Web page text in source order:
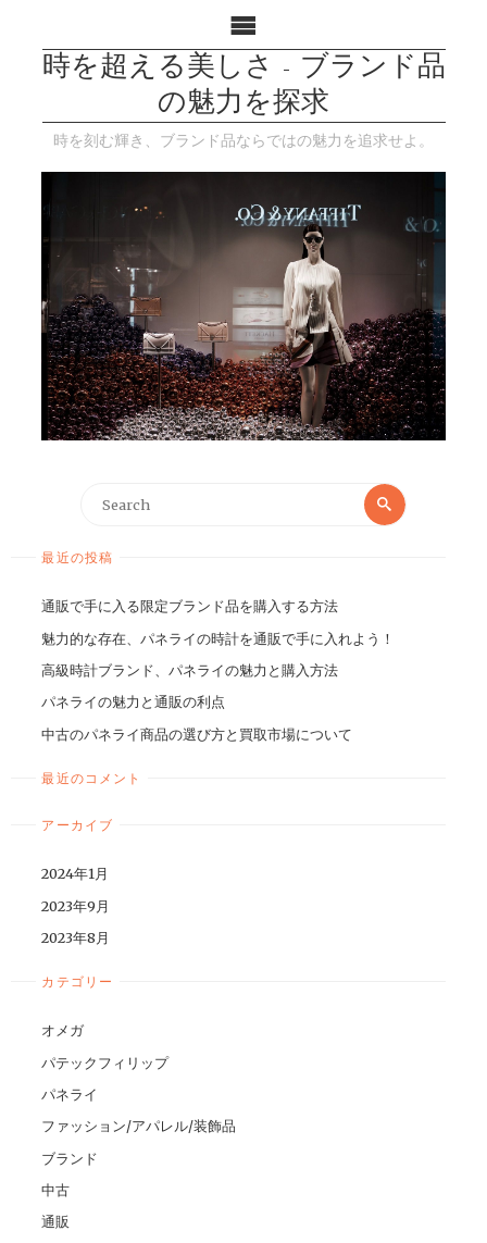
時を超える美しさ - ブランド品
の魅力を探求
時を刻む輝き、ブランド品ならではの魅力を追求せよ。
最近の投稿
通販で手に入る限定ブランド品を購入する方法
魅力的な存在、パネライの時計を通販で手に入れよう！
高級時計ブランド、パネライの魅力と購入方法
パネライの魅力と通販の利点
中古のパネライ商品の選び方と買取市場について
最近のコメント
アーカイブ
2024年1月
2023年9月
2023年8月
カテゴリー
オメガ
パテックフィリップ
パネライ
ファッション/アパレル/装飾品
ブランド
中古
通販